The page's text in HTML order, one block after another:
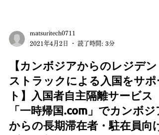
matsuritech0711
2021年4月2日
読了時間: 3分
【カンボジアからのレジデン
ストラックによる入国をサポ